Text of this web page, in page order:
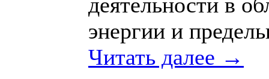
энергии и
Читать далее →